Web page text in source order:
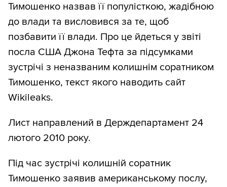
Тимошенко назвав її популісткою, жадібною
до влади та висловився за те, щоб
позбавити її влади. Про це йдеться у звіті
посла США Джона Тефта за підсумками
зустрічі з неназваним колишнім соратником
Тимошенко, текст якого наводить сайт
Wikileaks.
Лист направлений в Держдепартамент 24
лютого 2010 року.
Під час зустрічі колишній соратник
Тимошенко заявив американському послу,